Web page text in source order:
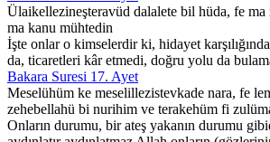
Ülaikellezineşteravüd dalalete bil hüda, fe
ma kanu mühtedin
İşte onlar o kimselerdir ki, hidayet karşılığında
da, ticaretleri kâr etmedi, doğru yolu da
Bakara Suresi 17. Ayet
Meselühüm ke meselillezistevkade nara, fe
zehebellahü bi nurihim ve terakehüm fi
Onların durumu, bir ateş yakanın durumu